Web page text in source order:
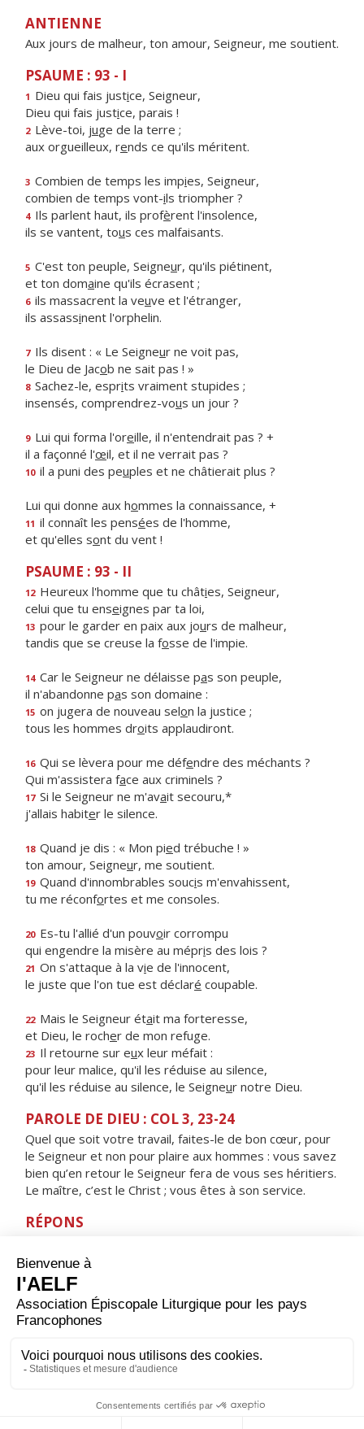
ANTIENNE
Aux jours de malheur, ton amour, Seigneur, me soutient.
PSAUME : 93 - I
1 Dieu qui fais justice, Seigneur,
Dieu qui fais justice, parais !
2 Lève-toi, juge de la terre ;
aux orgueilleux, rends ce qu'ils méritent.
3 Combien de temps les impies, Seigneur,
combien de temps vont-ils triompher ?
4 Ils parlent haut, ils profèrent l'insolence,
ils se vantent, tous ces malfaisants.
5 C'est ton peuple, Seigneur, qu'ils piétinent,
et ton domaine qu'ils écrasent ;
6 ils massacrent la veuve et l'étranger,
ils assassinent l'orphelin.
7 Ils disent : « Le Seigneur ne voit pas,
le Dieu de Jacob ne sait pas ! »
8 Sachez-le, esprits vraiment stupides ;
insensés, comprendrez-vous un jour ?
9 Lui qui forma l'oreille, il n'entendrait pas ? +
il a façonné l'œil, et il ne verrait pas ?
10 il a puni des peuples et ne châtierait plus ?
Lui qui donne aux hommes la connaissance, +
11 il connaît les pensées de l'homme,
et qu'elles sont du vent !
PSAUME : 93 - II
12 Heureux l'homme que tu châties, Seigneur,
celui que tu enseignes par ta loi,
13 pour le garder en paix aux jours de malheur,
tandis que se creuse la fosse de l'impie.
14 Car le Seigneur ne délaisse pas son peuple,
il n'abandonne pas son domaine :
15 on jugera de nouveau selon la justice ;
tous les hommes droits applaudiront.
16 Qui se lèvera pour me défendre des méchants ?
Qui m'assistera face aux criminels ?
17 Si le Seigneur ne m'avait secouru,*
j'allais habiter le silence.
18 Quand je dis : « Mon pied trébuche ! »
ton amour, Seigneur, me soutient.
19 Quand d'innombrables soucis m'envahissent,
tu me réconfortes et me consoles.
20 Es-tu l'allié d'un pouvoir corrompu
qui engendre la misère au mépris des lois ?
21 On s'attaque à la vie de l'innocent,
le juste que l'on tue est déclaré coupable.
22 Mais le Seigneur était ma forteresse,
et Dieu, le rocher de mon refuge.
23 Il retourne sur eux leur méfait :
pour leur malice, qu'il les réduise au silence,
qu'il les réduise au silence, le Seigneur notre Dieu.
PAROLE DE DIEU : COL 3, 23-24
Quel que soit votre travail, faites-le de bon cœur, pour
le Seigneur et non pour plaire aux hommes : vous savez
bien qu’en retour le Seigneur fera de vous ses héritiers.
Le maître, c’est le Christ ; vous êtes à son service.
RÉPONS
de toi dépend mon sort.
ORAISON
Seigneur Jésus Christ, toi qui étendis les bras sur la
croix pour sauver tous les hommes, donne-nous de te
monde l'œuvre de ton amour. Toi qui règnes pour les